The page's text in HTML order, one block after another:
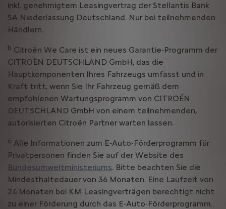
inkl. genehmigtem Leasingvertrag der Stellantis Bank
SA Niederlassung Deutschland. Nur bei teilnehmenden
Händlern.
b Citroën We Care ist ein neues Garantie-Programm der
CITROËN DEUTSCHLAND GmbH, das die
Hauptkomponenten Ihres Fahrzeugs umfasst und in
Kraft tritt, wenn Sie Ihr Fahrzeug gemäß dem
empfohlenen Wartungsprogramm von CITROËN
DEUTSCHLAND GmbH von einem teilnehmenden,
autorisierten Citroën Partner warten lassen.
c Alle Informationen zum E-Auto-Förderprogramm für
Privatpersonen finden Sie auf der Website des
Bundesumweltministeriums. Bitte beachten Sie die
Mindesthaltedauer von 36 Monaten. Eine Laufzeit von
24 Monaten bei KM-Leasingverträgen berechtigt nicht
zu einer Förderung durch das E-Auto-Förderprogramm.